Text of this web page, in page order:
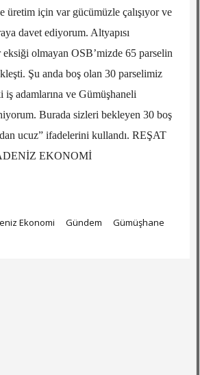
üretim için var gücümüzle çalışıyor ve
davet ediyorum. Altyapısı
eksiği olmayan OSB’mizde 65 parselin
Şu anda boş olan 30 parselimiz
adamlarına ve Gümüşhaneli
Burada sizleri bekleyen 30 boş
ucuz” ifadelerini kullandı. REŞAT
EKONOMİ
Ekonomi Gündem Gümüşhane